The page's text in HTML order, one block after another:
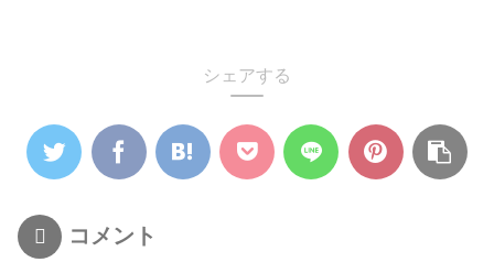
シェアする
コメント